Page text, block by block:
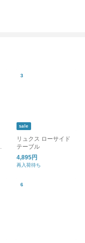
sale
リュクス ローサイド
テーブル
4,895円
再入荷待ち